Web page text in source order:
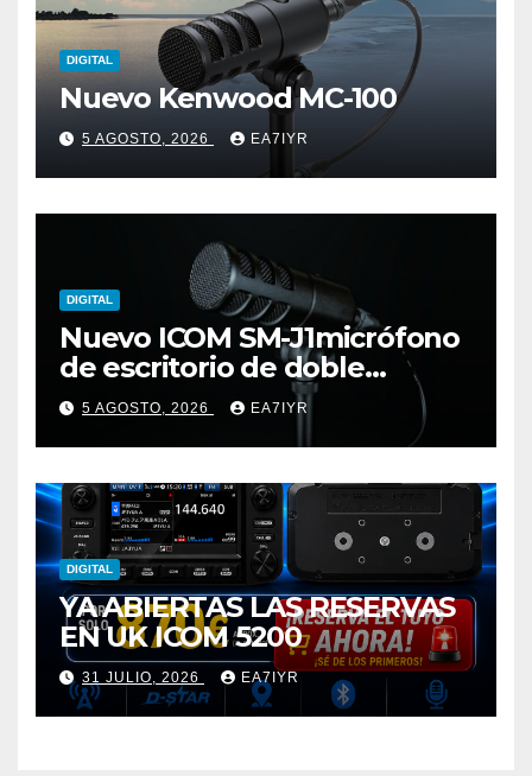
DIGITAL
Nuevo Kenwood MC-100
5 AGOSTO, 2026 EA7IYR
DIGITAL
Nuevo ICOM SM-J1micrófono
de escritorio de doble
elemento premium
5 AGOSTO, 2026 EA7IYR
DIGITAL
YA ABIERTAS LAS RESERVAS
EN UK ICOM 5200
31 JULIO, 2026 EA7IYR